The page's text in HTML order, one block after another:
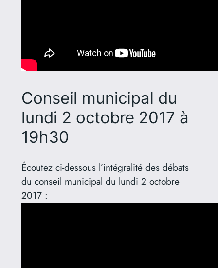
Conseil municipal du
lundi 2 octobre 2017 à
19h30
Écoutez ci-dessous l’intégralité des débats
du conseil municipal du lundi 2 octobre
2017 :